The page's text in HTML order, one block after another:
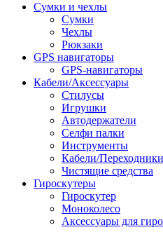
Сумки и чехлы
Сумки
Чехлы
Рюкзаки
GPS навигаторы
GPS-навигаторы
Кабели/Аксессуары
Стилусы
Игрушки
Автодержатели
Селфи палки
Инструменты
Кабели/Переходники
Чистящие средства
Гироскутеры
Гироскутер
Моноколесо
Аксессуары для